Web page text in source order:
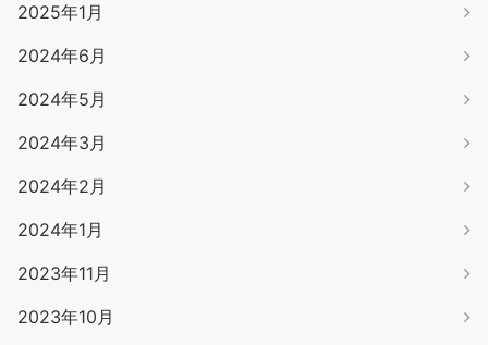
2025年1月
2024年6月
2024年5月
2024年3月
2024年2月
2024年1月
2023年11月
2023年10月